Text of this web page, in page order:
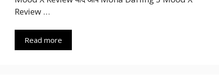
Review …
Read more